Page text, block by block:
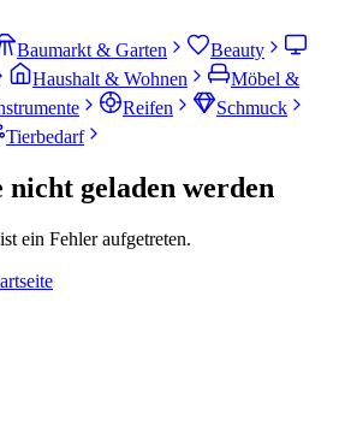
Baumarkt & Garten
Beauty
Haushalt & Wohnen
Möbel &
Reifen
Schmuck
Tierbedarf
geladen werden
ein Fehler aufgetreten.